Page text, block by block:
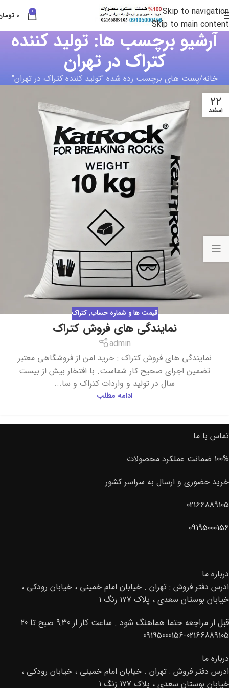
Skip to navigation
Skip to main content
0
0
آرشیو برچسب ها: تولید کننده
کتراک در تهران
خانه پست های برچسب زده شده "تولید کننده کتراک در تهران"
22
اسفند
قیمت ها و شماره حساب,کتراک
نمایندگی های فروش کتراک
admin
نمایندگی های فروش کتراک : خرید امن از فروشگاهی معتبر
تضمین اجرای صحیح کار شماست. با افتخار بیش از بیست
سال در تولید و واردات کتراک و سا...
ادامه مطلب
تماس با ما
100% ضمانت عملکرد محصولات
خرید حضوری و ارسال به سراسر کشور
02166889105
09195000156
درباره ما
ادرس دفتر فروش : تهران . خیابان امام خمینی ، خیابان رودکی ،
خیابان بوستان سعدی ، پلاک ۱۷۷ زنگ ۱
قبل از مراجعه حتما هماهنگ شود . ساعت کار از 9:30 صبح تا 20
02166889105-09195000156
درباره ما
ادرس دفتر فروش : تهران . خیابان امام خمینی ، خیابان رودکی ،
خیابان بوستان سعدی ، پلاک ۱۷۷ زنگ ۱